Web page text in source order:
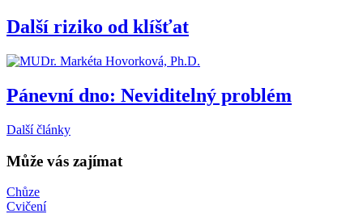
Další riziko od klíšťat
Pánevní dno: Neviditelný problém
Další články
Může vás zajímat
Chůze
Cvičení